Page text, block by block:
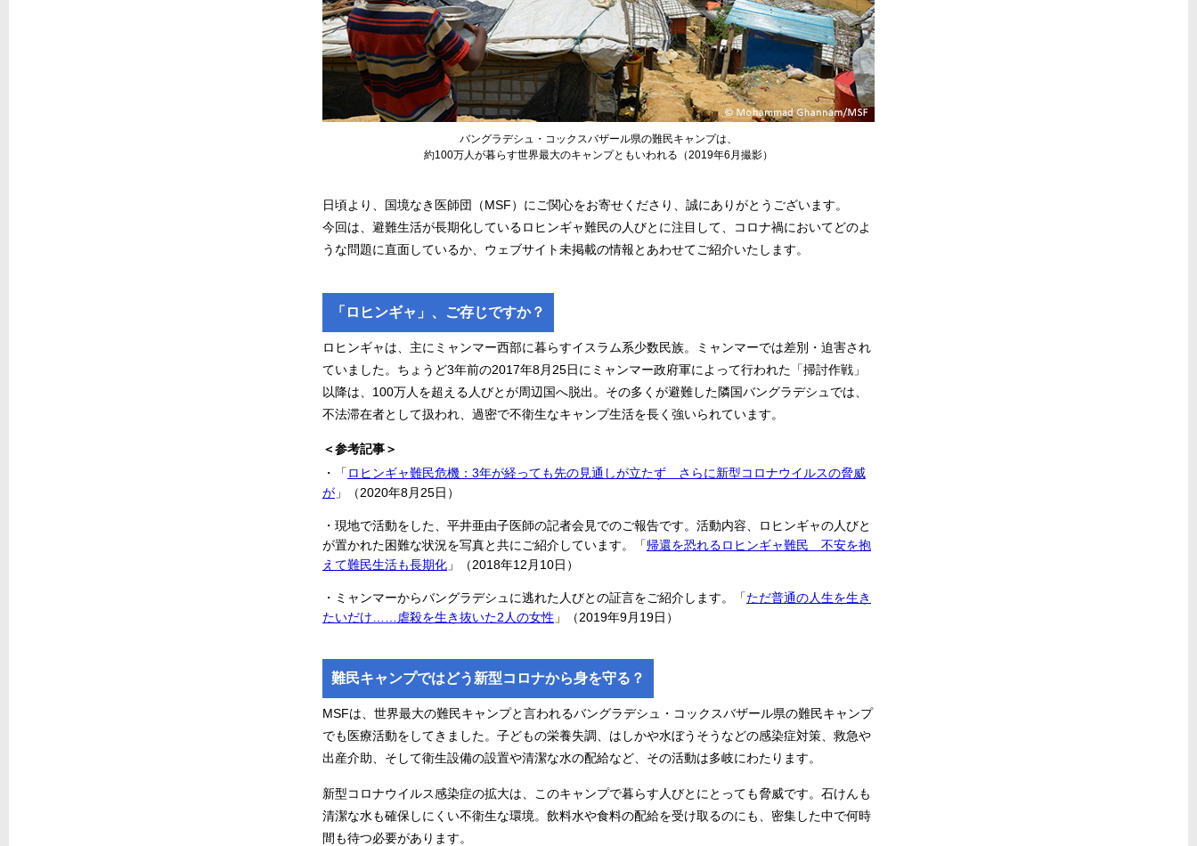
バングラデシュ・コックスバザール県の難民キャンプは、
約100万人が暮らす世界最大のキャンプともいわれる（2019年6月撮影）
日頃より、国境なき医師団（MSF）にご関心をお寄せくださり、誠にありがとうございます。
今回は、避難生活が長期化しているロヒンギャ難民の人びとに注目して、コロナ禍においてどのよ
うな問題に直面しているか、ウェブサイト未掲載の情報とあわせてご紹介いたします。
「ロヒンギャ」、ご存じですか？
ロヒンギャは、主にミャンマー西部に暮らすイスラム系少数民族。ミャンマーでは差別・迫害され
ていました。ちょうど3年前の2017年8月25日にミャンマー政府軍によって行われた「掃討作戦」
以降は、100万人を超える人びとが周辺国へ脱出。その多くが避難した隣国バングラデシュでは、
不法滞在者として扱われ、過密で不衛生なキャンプ生活を長く強いられています。
＜参考記事＞
・「 ロヒンギャ難民危機：3年が経っても先の見通しが立たず さらに新型コロナウイルスの脅威
が 」（2020年8月25日）
・現地で活動をした、平井亜由子医師の記者会見でのご報告です。活動内容、ロヒンギャの人びと
が置かれた困難な状況を写真と共にご紹介しています。「帰還を恐れるロヒンギャ難民 不安を抱
えて難民生活も長期化 」（2018年12月10日）
・ミャンマーからバングラデシュに逃れた人びとの証言をご紹介します。「ただ普通の人生を生き
たいだけ……虐殺を生き抜いた2人の女性 」（2019年9月19日）
難民キャンプではどう新型コロナから身を守る？
MSFは、世界最大の難民キャンプと言われるバングラデシュ・コックスバザール県の難民キャンプ
でも医療活動をしてきました。子どもの栄養失調、はしかや水ぼうそうなどの感染症対策、救急や
出産介助、そして衛生設備の設置や清潔な水の配給など、その活動は多岐にわたります。
新型コロナウイルス感染症の拡大は、このキャンプで暮らす人びとにとっても脅威です。石けんも
清潔な水も確保しにくい不衛生な環境。飲料水や食料の配給を受け取るのにも、密集した中で何時
間も待つ必要があります。